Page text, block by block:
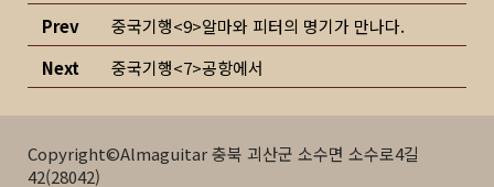
Prev
중국기행<9>알마와 피터의 명기가 만나다.
Next
중국기행<7>공항에서
Copyright©Almaguitar 충북 괴산군 소수면 소수로4길
42(28042)